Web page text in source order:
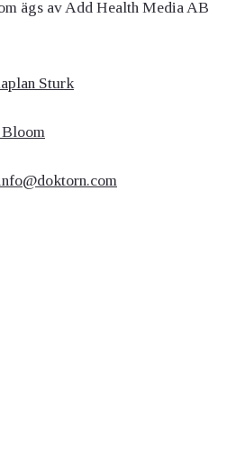
ägs av Add Health Media AB
Sturk
Bloom